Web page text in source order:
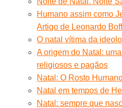
Humano assim como
Artigo de Leonardo
O natal vítima da
A origem do Natal:
religiosos e pagãos
Natal: O Rosto
Natal em tempos de
Natal: sempre que